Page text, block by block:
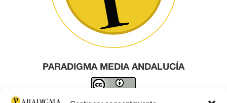
PARADIGMA MEDIA ANDALUCÍA